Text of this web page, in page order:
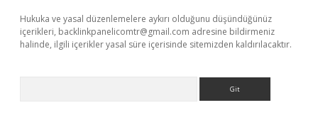
Hukuka ve yasal düzenlemelere aykırı olduğunu düşündüğünüz
içerikleri, backlinkpanelicomtr@gmail.com adresine bildirmeniz
halinde, ilgili içerikler yasal süre içerisinde sitemizden kaldırılacaktır.